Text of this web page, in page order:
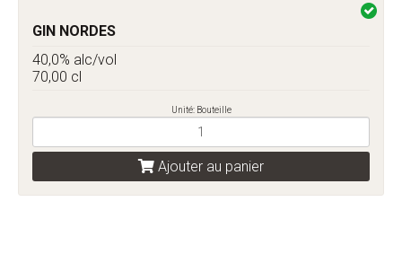
GIN NORDES
40,0% alc/vol
70,00 cl
Unité: Bouteille
Ajouter au panier